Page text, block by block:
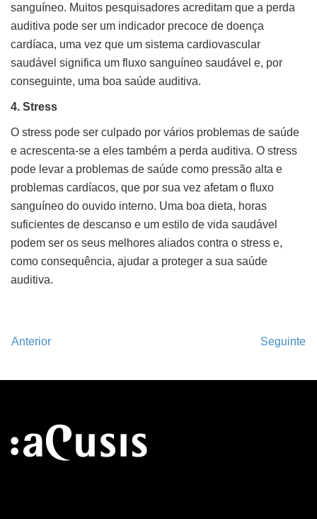
sanguíneo. Muitos pesquisadores acreditam que a perda
auditiva pode ser um indicador precoce de doença
cardíaca, uma vez que um sistema cardiovascular
saudável significa um fluxo sanguíneo saudável e, por
conseguinte, uma boa saúde auditiva.
4. Stress
O stress pode ser culpado por vários problemas de saúde
e acrescenta-se a eles também a perda auditiva. O stress
pode levar a problemas de saúde como pressão alta e
problemas cardíacos, que por sua vez afetam o fluxo
sanguíneo do ouvido interno. Uma boa dieta, horas
suficientes de descanso e um estilo de vida saudável
podem ser os seus melhores aliados contra o stress e,
como consequência, ajudar a proteger a sua saúde
auditiva.
Anterior Seguinte